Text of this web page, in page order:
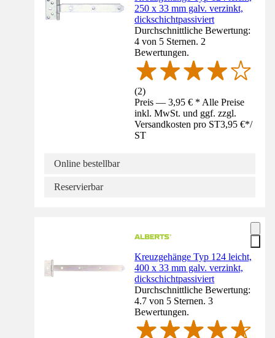
250 x 33 mm galv. verzinkt,
dickschichtpassiviert
Durchschnittliche Bewertung:
4 von 5 Sternen. 2
Bewertungen.
(2)
Preis — 3,95 € * Alle Preise
inkl. MwSt. und ggf. zzgl.
Versandkosten pro ST3,95 €*/
ST
Online bestellbar
Reservierbar
Kreuzgehänge Typ 124 leicht,
400 x 33 mm galv. verzinkt,
dickschichtpassiviert
Durchschnittliche Bewertung:
4.7 von 5 Sternen. 3
Bewertungen.